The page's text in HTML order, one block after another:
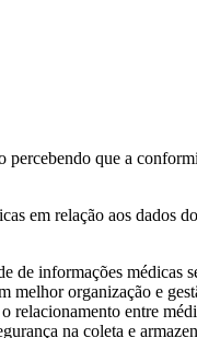
percebendo que a
em relação aos dados
de informações médicas
melhor organização e
relacionamento entre
na coleta e